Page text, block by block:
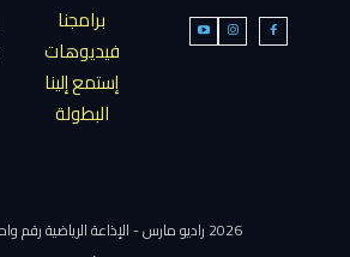
برامجنا
فيديوهات
إستمع إلينا
البطولة
2026 راديو مارس - الإذاعة الرياضية رقم واحد في المغرب